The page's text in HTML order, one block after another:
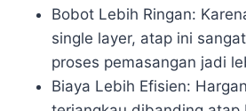
Bobot Lebih Ringan:
single layer, atap ini
proses pemasangan jadi
Biaya Lebih Efisien: